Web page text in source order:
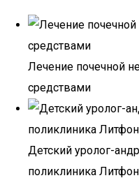
Лечение почечной
средствами
Детский уролог-
поликлиника